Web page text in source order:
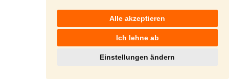
Alle akzeptieren
Ich lehne ab
Einstellungen ändern